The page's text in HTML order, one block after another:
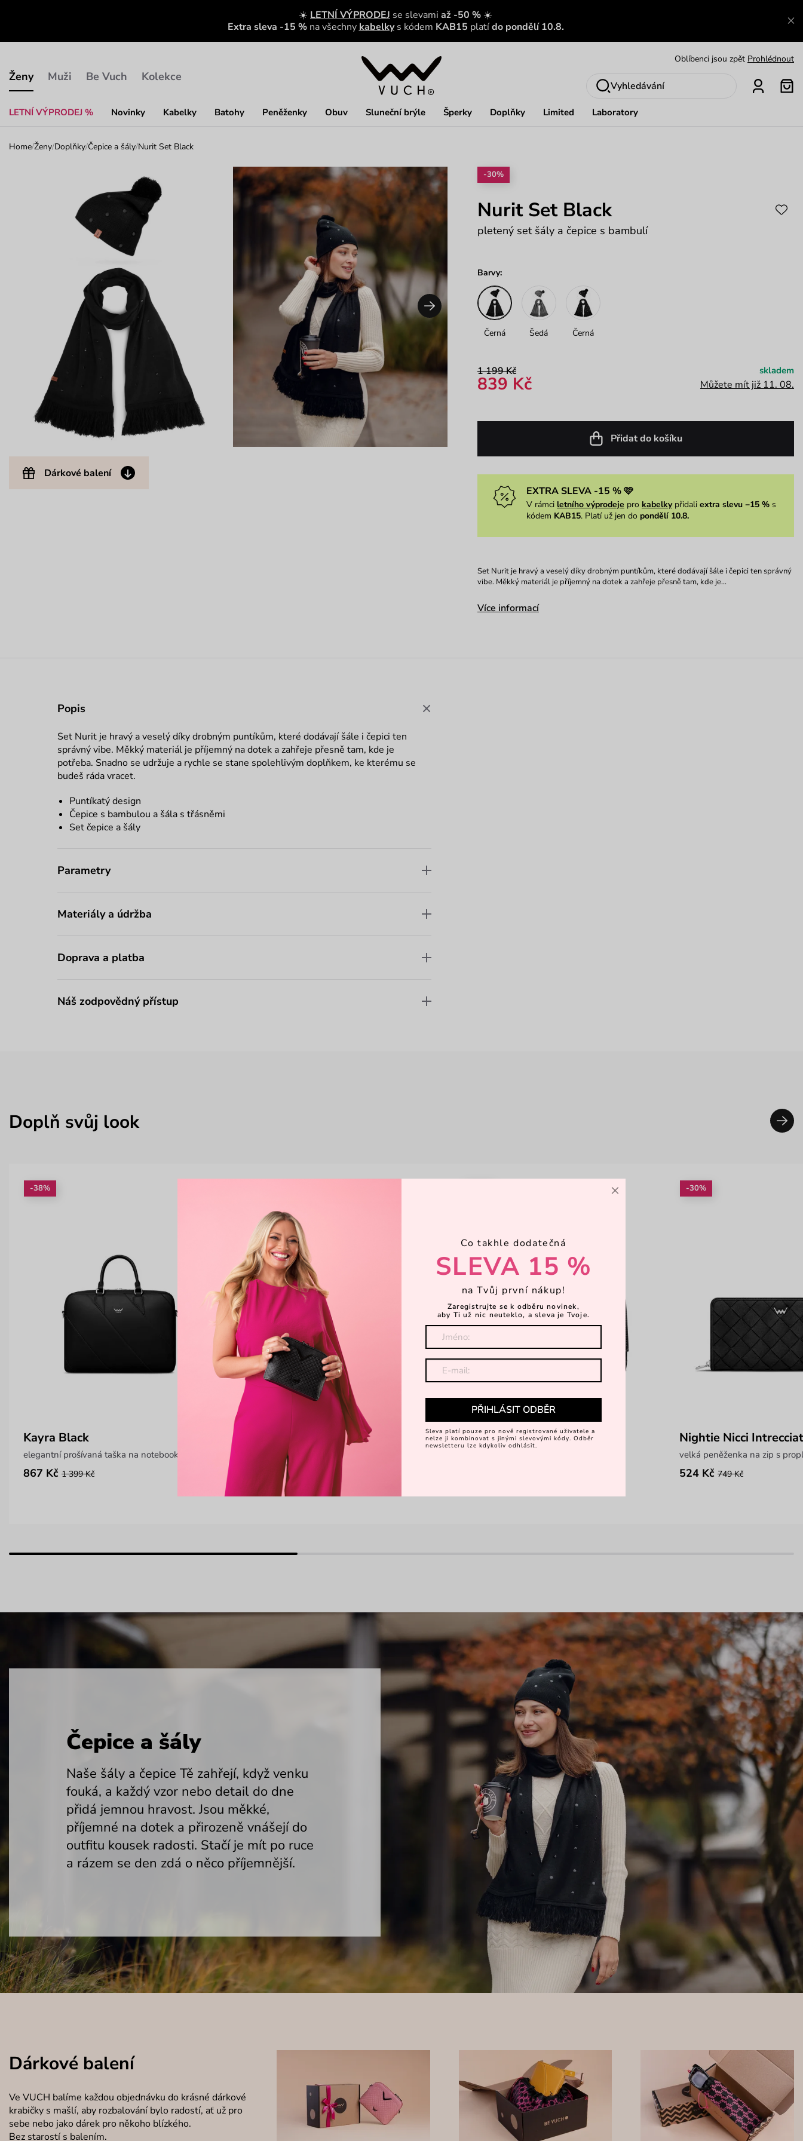
☀️ LETNÍ VÝPRODEJ se slevami až -50 % ☀️
Extra sleva -15 % na všechny kabelky s kódem KAB15 platído pondělí 10.8.
Ženy
LETNÍ VÝPRODEJ % Novinky Kabelky Batohy Peněženky Obuv Sluneční brýle Šperky Doplňky Limited Laboratory
Muži Be Vuch Kolekce
Zobrazit
Oblíbenci jsou zpět Prohlédnout
Vyhledávání
Home/Ženy/Doplňky/Čepice a šály/Nurit Set Black
Dárkové balení
-30%
Nurit Set Black
pletený set šály a čepice s bambulí
Barvy:
Černá Šedá Černá
1 199 Kč
839 Kč
skladem
Můžete mít již 11. 08.
Přidat do košíku
EXTRA SLEVA -15 % 🩷
V rámci letního výprodeje pro kabelkypřidali extra slevu −15 %s
kódem KAB15. Platí už jen do pondělí 10.8.
Set Nurit je hravý a veselý díky drobným puntíkům, které dodávají šále i čepici ten správný
vibe. Měkký materiál je příjemný na dotek a zahřeje přesně tam, kde je…
Více informací
Popis
Set Nurit je hravý a veselý díky drobným puntíkům, které dodávají šále i čepici ten
správný vibe. Měkký materiál je příjemný na dotek a zahřeje přesně tam, kde je
potřeba. Snadno se udržuje a rychle se stane spolehlivým doplňkem, ke kterému se
budeš ráda vracet.
Puntíkatý design
Čepice s bambulou a šála s třásněmi
Set čepice a šály
Parametry
Materiály a údržba
Doprava a platba
Náš zodpovědný přístup
Doplň svůj look
-38%
Kayra Black
elegantní prošívaná taška na notebook
867 Kč 1 399 Kč
Rosia Black
elegantní crossbody peněženka
Manta Black
-30%
Nightie Nicci
velká peněženka na zip s
524 Kč 749 Kč
Čepice a šály
Naše šály a čepice Tě zahřejí, když venku
fouká, a každý vzor nebo detail do dne
přidá jemnou hravost. Jsou měkké,
příjemné na dotek a přirozeně vnášejí do
outfitu kousek radosti. Stačí je mít po ruce
a rázem se den zdá o něco příjemnější.
Dárkové balení
Ve VUCH balíme každou objednávku do krásné dárkové
krabičky s mašlí, aby rozbalování bylo radostí, ať už pro
sebe nebo jako dárek pro někoho blízkého.
Bez starostí s balením.
×
Co takhle dodatečná
SLEVA 15 %
na Tvůj první nákup!
Zaregistrujte se k odběru novinek,
aby Ti už nic neuteklo, a sleva je Tvoje.
PŘIHLÁSIT ODBĚR
Sleva platí pouze pro nově registrované uživatele a
nelze ji kombinovat s jinými slevovými kódy. Odběr
newsletteru lze kdykoliv odhlásit.